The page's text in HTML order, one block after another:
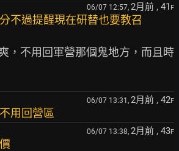
06/07 12:57, 2月前 , 41 F
不過提醒現在研替也要教召
，不用回軍營那個鬼地方，而且時
06/07 13:31, 2月前 , 42F
用回營區
06/07 13:38, 2月前 , 43F